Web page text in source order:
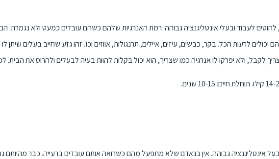
להוטים לעבוד ובעלי אינטליגנציה גבוהה. רמת האנרגיות שלהם כשהם עובדים כמעט ולא נגמרת. הם
יכולים לרעות הכל. בקר, כבשים, עיזים, איילים, תרנגולות, אווזים וכו'. זהו גזע שחייב בעלים
לקבל, ולא יפרקו לו אנרגיה כמו שצריך, הוא יכול בקלות להוות בעיה לבעלים ולהרוס את הבית.
אינטליגנציה גבוהה. אין בנאדם שלא מתפעל מהם כשרואה אותם עובדים ברעייה. כבר מהיותם